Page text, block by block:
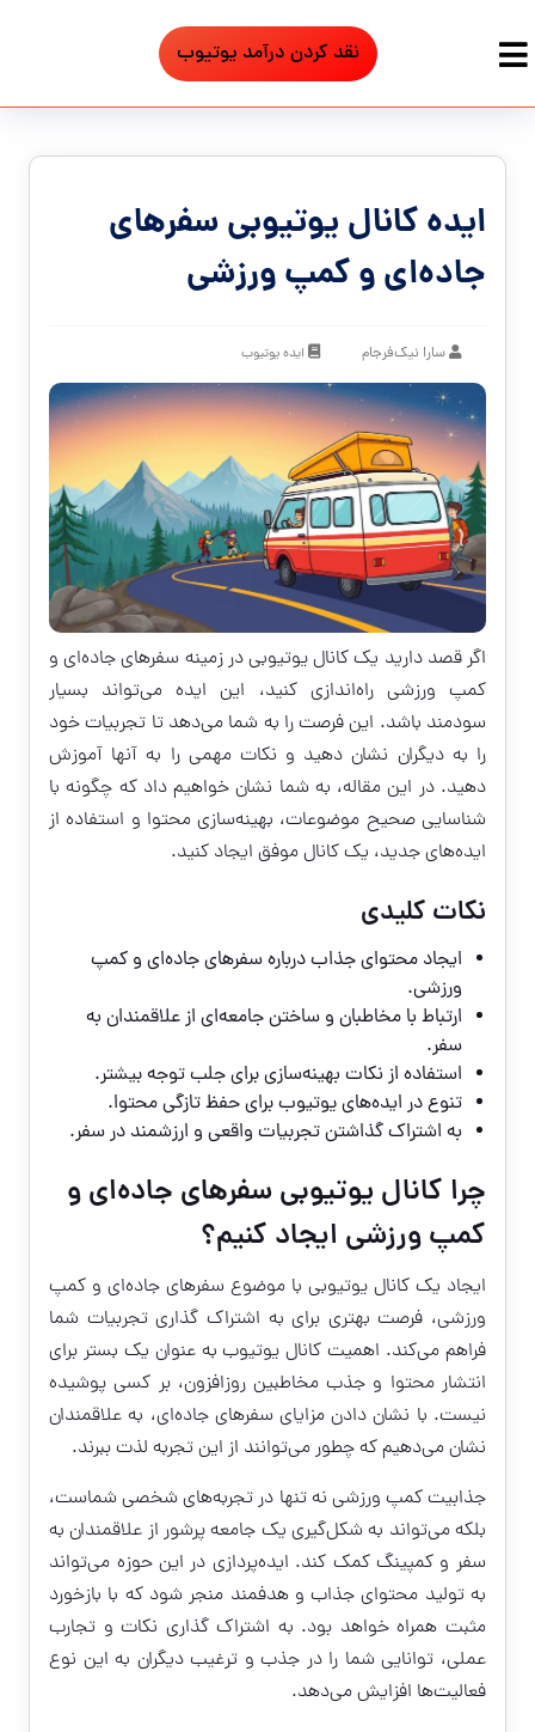
نقد کردن درآمد یوتیوب
ایده کانال یوتیوبی سفرهای
جاده‌ای و کمپ ورزشی
سارا نیک‌فرجام ایده یوتیوب
اگر قصد دارید یک کانال یوتیوبی در زمینه سفرهای جاده‌ای و
کمپ ورزشی راه‌اندازی کنید، این ایده می‌تواند بسیار
سودمند باشد. این فرصت را به شما می‌دهد تا تجربیات خود
را به دیگران نشان دهید و نکات مهمی را به آنها آموزش
دهید. در این مقاله، به شما نشان خواهیم داد که چگونه با
شناسایی صحیح موضوعات، بهینه‌سازی محتوا و استفاده از
ایده‌های جدید، یک کانال موفق ایجاد کنید.
نکات کلیدی
ایجاد محتوای جذاب درباره سفرهای جاده‌ای و کمپ
ورزشی.
ارتباط با مخاطبان و ساختن جامعه‌ای از علاقمندان به
سفر.
استفاده از نکات بهینه‌سازی برای جلب توجه بیشتر.
تنوع در ایده‌های یوتیوب برای حفظ تازگی محتوا.
به اشتراک گذاشتن تجربیات واقعی و ارزشمند در سفر.
چرا کانال یوتیوبی سفرهای جاده‌ای و
کمپ ورزشی ایجاد کنیم؟
ایجاد یک کانال یوتیوبی با موضوع سفرهای جاده‌ای و کمپ
ورزشی، فرصت بهتری برای به اشتراک گذاری تجربیات شما
فراهم می‌کند. اهمیت کانال یوتیوب به عنوان یک بستر برای
انتشار محتوا و جذب مخاطبین روزافزون، بر کسی پوشیده
نیست. با نشان دادن مزایای سفرهای جاده‌ای، به علاقمندان
نشان می‌دهیم که چطور می‌توانند از این تجربه لذت ببرند.
جذابیت کمپ ورزشی نه تنها در تجربه‌های شخصی شماست،
بلکه می‌تواند به شکل‌گیری یک جامعه پرشور از علاقمندان به
سفر و کمپینگ کمک کند. ایده‌پردازی در این حوزه می‌تواند
به تولید محتوای جذاب و هدفمند منجر شود که با بازخورد
مثبت همراه خواهد بود. به اشتراک گذاری نکات و تجارب
عملی، توانایی شما را در جذب و ترغیب دیگران به این نوع
فعالیت‌ها افزایش می‌دهد.